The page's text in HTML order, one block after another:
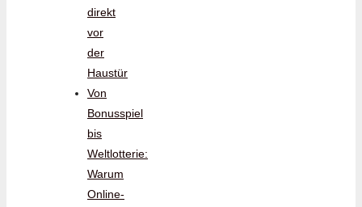
direkt
vor
der
Haustür
Von
Bonusspiel
bis
Weltlotterie:
Warum
Online-